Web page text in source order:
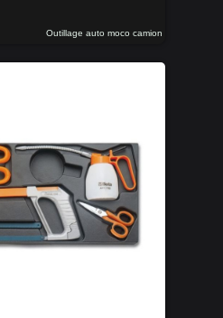
Outillage auto moco camion